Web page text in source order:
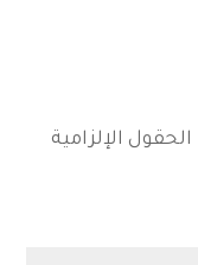
الحقول الإلزامية